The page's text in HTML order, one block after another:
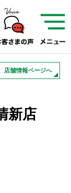
ガネの遠近
フィッティング
店舗情報ページへ
新店